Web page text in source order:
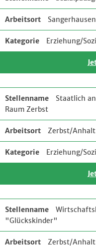
Sangerhausen
Erziehung/
Staatlich
Raum Zerbst
Zerbst/Anhalt
Erziehung/
"Glückskinder"
Zerbst/Anhalt